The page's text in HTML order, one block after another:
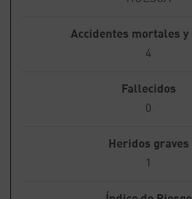
Accidentes mortales y
4
Fallecidos
0
Heridos graves
1